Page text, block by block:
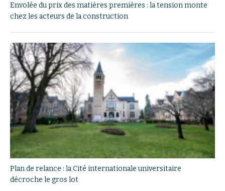
Envolée du prix des matières premières : la tension monte
chez les acteurs de la construction
Plan de relance : la Cité internationale universitaire
décroche le gros lot